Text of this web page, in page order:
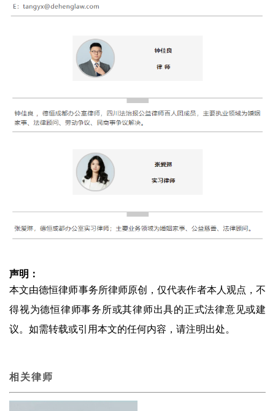
声明：
本文由德恒律师事务所律师原创，仅代表作者本人观点，不
得视为德恒律师事务所或其律师出具的正式法律意见或建
议。如需转载或引用本文的任何内容，请注明出处。
相关律师